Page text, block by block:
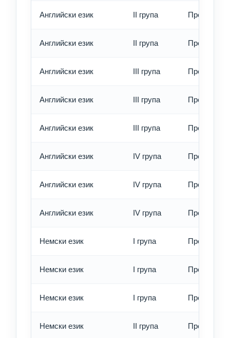
Английски език II група Превод -
Английски език II група Превод -
Английски език III група Превод -
Английски език III група Превод -
Английски език III група Превод -
Английски език IV група Превод -
Английски език IV група Превод -
Английски език IV група Превод -
Немски език I група Превод -
Немски език I група Превод -
Немски език I група Превод -
Немски език II група Превод -